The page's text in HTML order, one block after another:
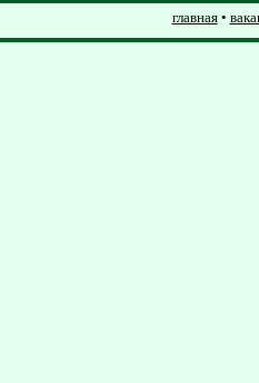
главная•